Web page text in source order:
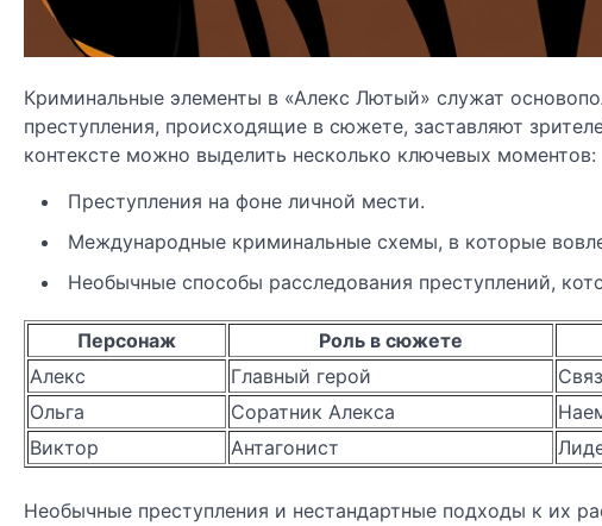
Криминальные элементы в «Алекс Лютый» служат
преступления, происходящие в сюжете, заставляют
контексте можно выделить несколько ключевых моментов:
Преступления на фоне личной мести.
Международные криминальные схемы, в которые
Необычные способы расследования преступлений,
Персонаж Роль в сюжете
Алекс
Главный герой
Ольга
Соратник Алекса
Виктор
Антагонист
Необычные преступления и нестандартные подходы к их